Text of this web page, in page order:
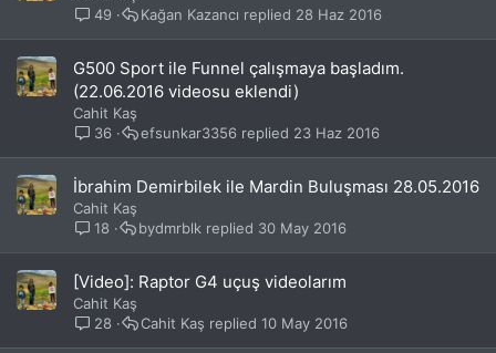
49
28 Haz 2016
Kağan Kazancı
G500 Sport ile Funnel çalışmaya başladım.
(22.06.2016 videosu eklendi)
Cahit Kaş
36
23 Haz 2016
efsunkar3356
İbrahim Demirbilek ile Mardin Buluşması 28.05.2016
Cahit Kaş
18
30 May 2016
bydmrblk
[Video]: Raptor G4 uçuş videolarım
Cahit Kaş
28
10 May 2016
Cahit Kaş